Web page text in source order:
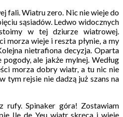
fali. Wiatru zero. Nic nie wieje do
sąsiadów. Ledwo widocznych
w tej dziurze wiatrowej.
morza wieje i reszta płynie, a my
nietrafiona decyzja. Oparta
ale jakże mylnej. Według
morza dobry wiatr, a tu nic nie
tym rejsie nie dadzą już szans na
rufy. Spinaker góra! Zostawiam
Ile de Yeu wiatr skręca i wieje